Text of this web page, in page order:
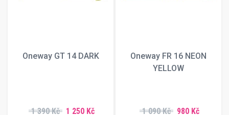
Oneway GT 14 DARK
1 390 Kč 1 250 Kč
Oneway FR 16 NEON
YELLOW
1 090 Kč 980 Kč